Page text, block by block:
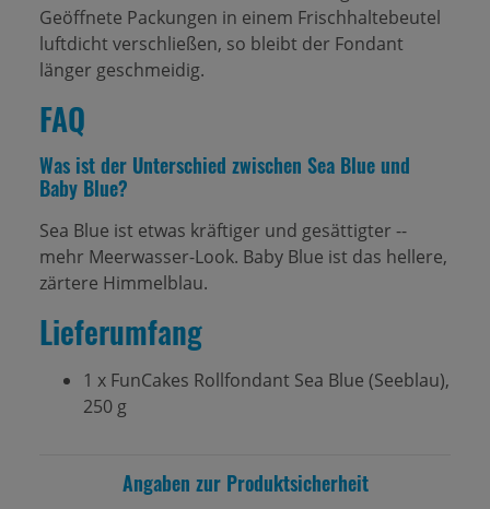
Geöffnete Packungen in einem Frischhaltebeutel
luftdicht verschließen, so bleibt der Fondant
länger geschmeidig.
FAQ
Was ist der Unterschied zwischen Sea Blue und
Baby Blue?
Sea Blue ist etwas kräftiger und gesättigter --
mehr Meerwasser-Look. Baby Blue ist das hellere,
zärtere Himmelblau.
Lieferumfang
1 x FunCakes Rollfondant Sea Blue (Seeblau),
250 g
Angaben zur Produktsicherheit